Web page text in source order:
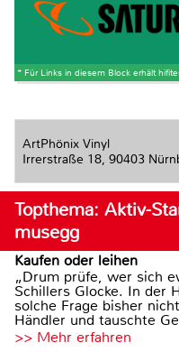
* Für Links in diesem Block erhält
ArtPhönix Vinyl
Irrerstraße 18, 90403
Topthema: Aktiv-
musegg
Kaufen oder leihen
„Drum prüfe, wer sich
Schillers Glocke. In der
solche Frage bisher
Händler und tauschte
>> Mehr erfahren